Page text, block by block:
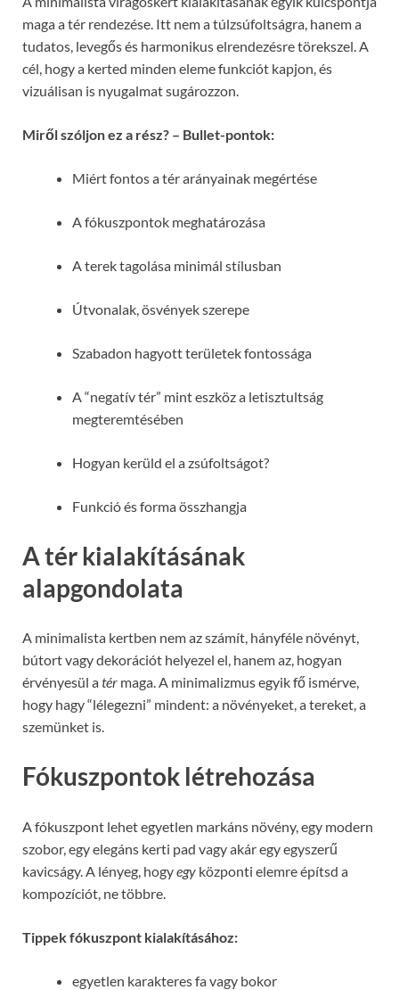
maga a tér rendezése. Itt nem a túlzsúfoltságra, hanem a
tudatos, levegős és harmonikus elrendezésre törekszel. A
cél, hogy a kerted minden eleme funkciót kapjon, és
vizuálisan is nyugalmat sugározzon.
Miről szóljon ez a rész? – Bullet-pontok:
Miért fontos a tér arányainak megértése
A fókuszpontok meghatározása
A terek tagolása minimál stílusban
Útvonalak, ösvények szerepe
Szabadon hagyott területek fontossága
A “negatív tér” mint eszköz a letisztultság
megteremtésében
Hogyan kerüld el a zsúfoltságot?
Funkció és forma összhangja
A tér kialakításának
alapgondolata
A minimalista kertben nem az számít, hányféle növényt,
bútort vagy dekorációt helyezel el, hanem az, hogyan
érvényesül atér maga. A minimalizmus egyik fő ismérve,
hogy hagy “lélegezni” mindent: a növényeket, a tereket, a
szemünket is.
Fókuszpontok létrehozása
A fókuszpont lehet egyetlen markáns növény, egy modern
szobor, egy elegáns kerti pad vagy akár egy egyszerű
kavicságy. A lényeg, hogyegy központi elemre építsd a
kompozíciót, ne többre.
Tippek fókuszpont kialakításához:
egyetlen karakteres fa vagy bokor